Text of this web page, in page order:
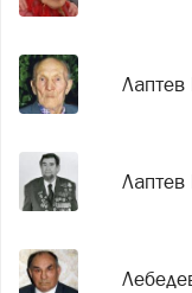
Лаптев